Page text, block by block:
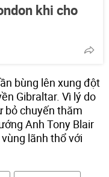
khi cho
bùng lên xung đột
Gibraltar. Vì lý do
bỏ chuyến thăm
Anh Tony Blair
lãnh thổ với